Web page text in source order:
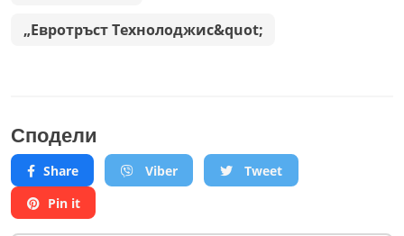
„Евротръст Технолоджис&quot;
Сподели
Share Viber
Tweet
Pin it